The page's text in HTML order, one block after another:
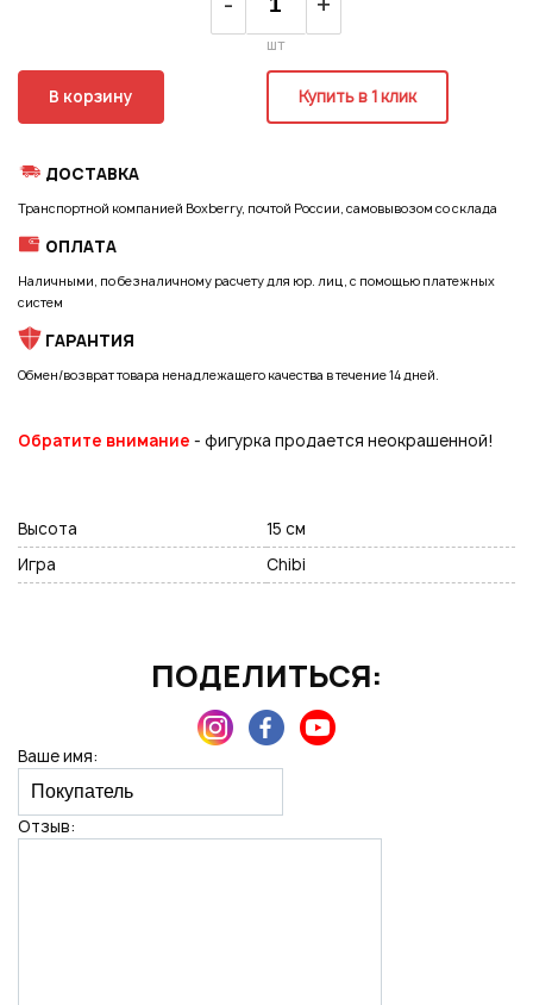
шт
В корзину Купить в 1 клик
ДОСТАВКА
Транспортной компанией Boxberry, почтой России, самовывозом со склада
ОПЛАТА
Наличными, по безналичному расчету для юр. лиц, с помощью платежных
систем
ГАРАНТИЯ
Обмен/возврат товара ненадлежащего качества в течение 14 дней.
Обратите внимание - фигурка продается неокрашенной!
Высота
15 см
Игра
Chibi
ПОДЕЛИТЬСЯ:
Ваше имя:
Отзыв:
Подписаться на новые возможности